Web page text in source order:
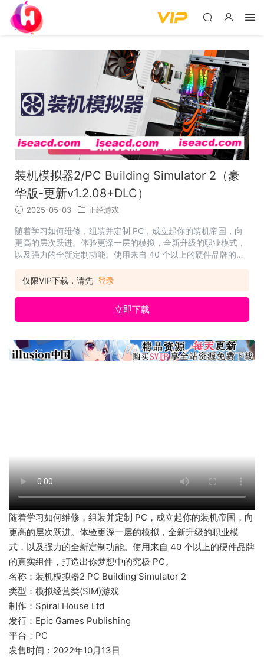
装机模拟器2/PC Building Simulator 2（豪
华版-更新v1.2.08+DLC）
2025-05-03 正经游戏
随着学习如何维修，组装并定制 PC，成立起你的装机帝国，向
更高的层次跃进。体验更深一层的模拟，全新升级的职业模式，
以及强力的全新定制功能。使用来自 40 个以上的硬件品牌的真
Building Simulator 2 类型：模拟经营类(SIM)游戏 制作：Spiral
仅限VIP下载，请先 登录
立即下载
随着学习如何维修，组装并定制 PC，成立起你的装机帝国，向
更高的层次跃进。体验更深一层的模拟，全新升级的职业模
式，以及强力的全新定制功能。使用来自 40 个以上的硬件品牌
的真实组件，打造出你梦想中的究极 PC。
名称：装机模拟器2 PC Building Simulator 2
类型：模拟经营类(SIM)游戏
制作：Spiral House Ltd
发行：Epic Games Publishing
平台：PC
发售时间：2022年10月13日